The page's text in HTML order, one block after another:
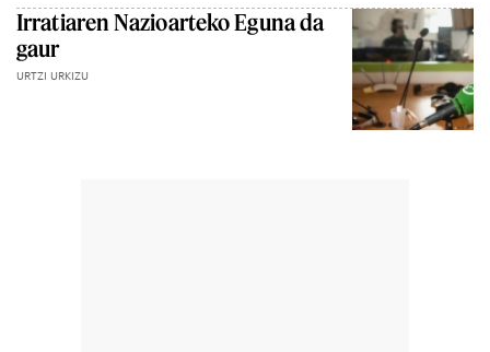
Irratiaren Nazioarteko Eguna da
gaur
URTZI URKIZU